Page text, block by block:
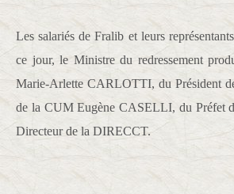
Les salariés de Fralib et leurs
ce jour, le Ministre du redressement
Marie-Arlette CARLOTTI, du Président
de la CUM Eugène CASELLI, du Préfet
Directeur de la DIRECCT.